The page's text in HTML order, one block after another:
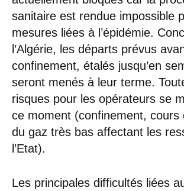
sanitaire est rendue impossible
mesures liées à l’épidémie.
l’Algérie, les départs prévus
confinement, étalés jusqu’en
seront menés à leur terme.
risques pour les opérateurs se
ce moment (confinement, cours
du gaz très bas affectant les
l’Etat).
Les principales difficultés liées